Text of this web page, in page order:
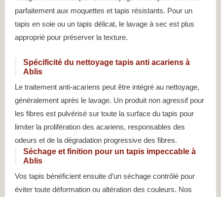
parfaitement aux moquettes et tapis résistants. Pour un
tapis en soie ou un tapis délicat, le lavage à sec est plus
approprié pour préserver la texture.
Spécificité du nettoyage tapis anti acariens à
Ablis
Le traitement anti-acariens peut être intégré au nettoyage,
généralement après le lavage. Un produit non agressif pour
les fibres est pulvérisé sur toute la surface du tapis pour
limiter la prolifération des acariens, responsables des
odeurs et de la dégradation progressive des fibres.
Séchage et finition pour un tapis impeccable à
Ablis
Vos tapis bénéficient ensuite d’un séchage contrôlé pour
éviter toute déformation ou altération des couleurs. Nos